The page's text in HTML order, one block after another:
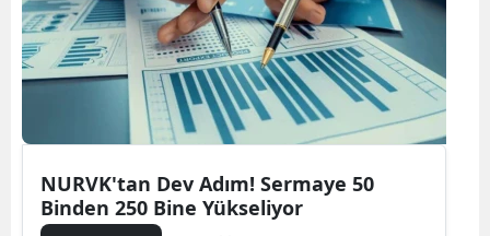
NURVK'tan Dev Adım! Sermaye 50
Binden 250 Bine Yükseliyor